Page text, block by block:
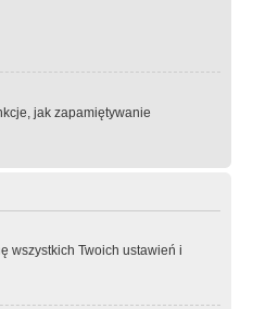
jak zapamiętywanie
wszystkich Twoich ustawień i